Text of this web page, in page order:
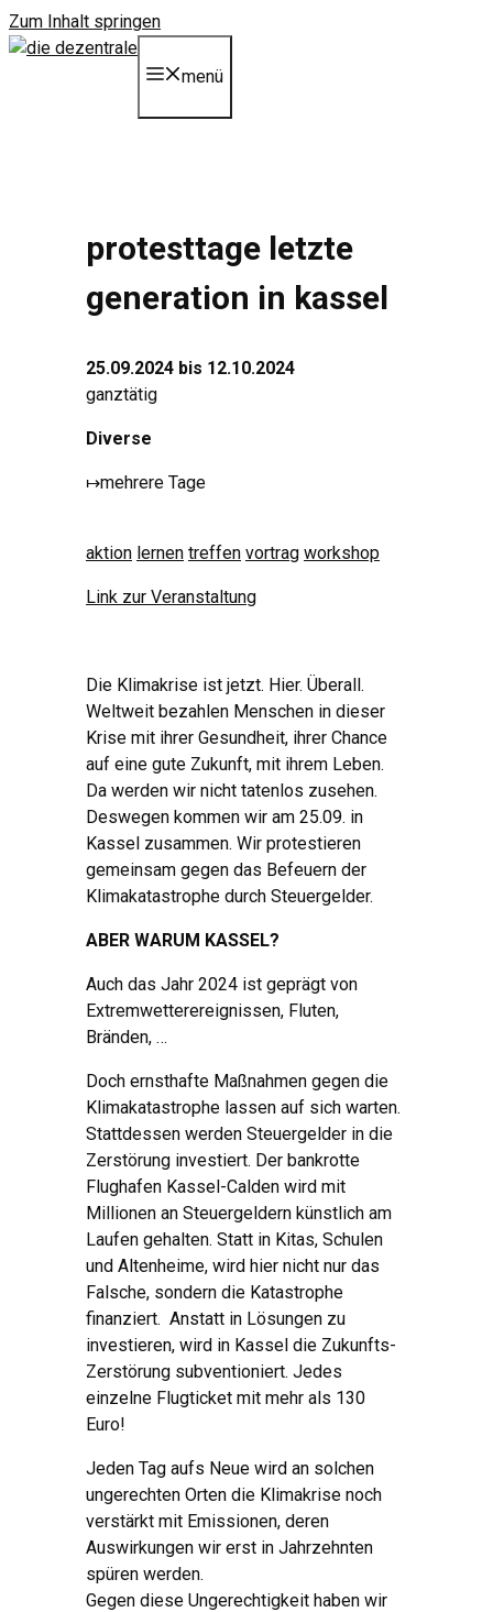
Zum Inhalt springen
menü
protesttage letzte
generation in kassel
25.09.2024 bis 12.10.2024
ganztätig
Diverse
↦mehrere Tage
aktion lernen treffen vortrag workshop
Link zur Veranstaltung
Die Klimakrise ist jetzt. Hier. Überall.
Weltweit bezahlen Menschen in dieser
Krise mit ihrer Gesundheit, ihrer Chance
auf eine gute Zukunft, mit ihrem Leben.
Da werden wir nicht tatenlos zusehen.
Deswegen kommen wir am 25.09. in
Kassel zusammen. Wir protestieren
gemeinsam gegen das Befeuern der
Klimakatastrophe durch Steuergelder.
ABER WARUM KASSEL?
Auch das Jahr 2024 ist geprägt von
Extremwetterereignissen, Fluten,
Bränden, …
Doch ernsthafte Maßnahmen gegen die
Klimakatastrophe lassen auf sich warten.
Stattdessen werden Steuergelder in die
Zerstörung investiert. Der bankrotte
Flughafen Kassel-Calden wird mit
Millionen an Steuergeldern künstlich am
Laufen gehalten. Statt in Kitas, Schulen
und Altenheime, wird hier nicht nur das
Falsche, sondern die Katastrophe
finanziert. Anstatt in Lösungen zu
investieren, wird in Kassel die Zukunfts-
Zerstörung subventioniert. Jedes
einzelne Flugticket mit mehr als 130
Euro!
Jeden Tag aufs Neue wird an solchen
ungerechten Orten die Klimakrise noch
verstärkt mit Emissionen, deren
Auswirkungen wir erst in Jahrzehnten
spüren werden.
Gegen diese Ungerechtigkeit haben wir